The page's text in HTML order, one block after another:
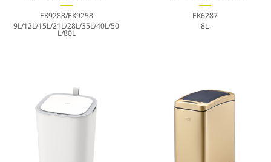
EK9288/EK9258
9L/12L/15L/21L/28L/35L/40L/50
L/80L
EK6287
8L